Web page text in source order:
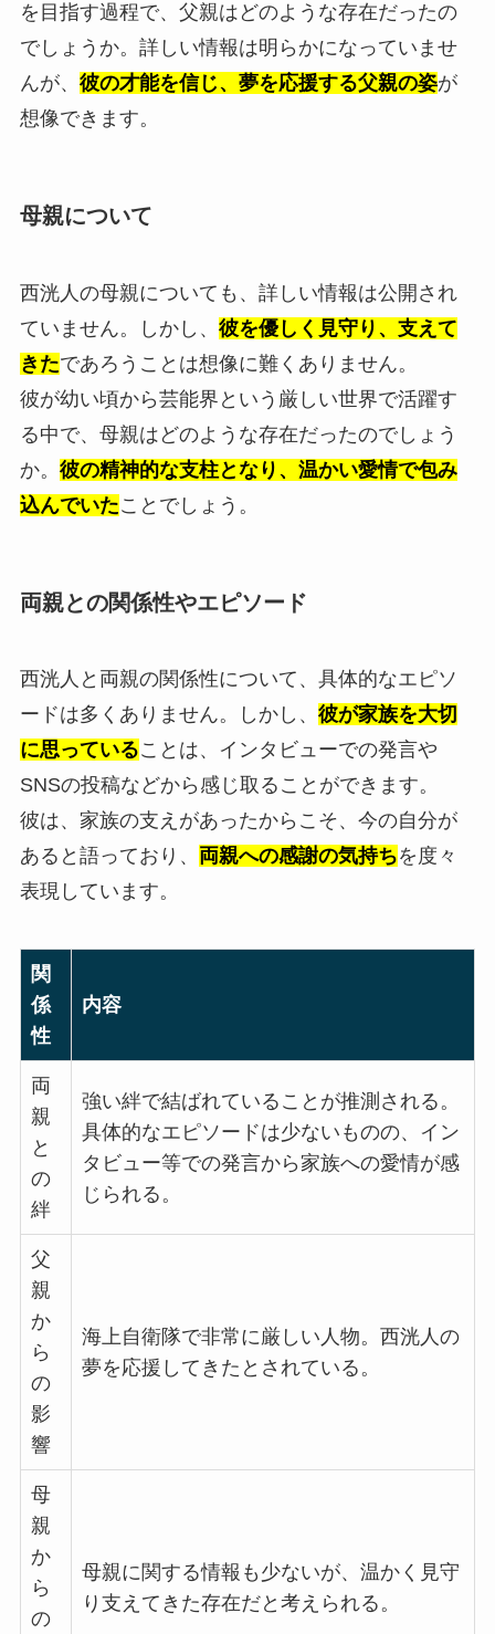
を目指す過程で、父親はどのような存在だったの
でしょうか。詳しい情報は明らかになっていませ
んが、 彼の才能を信じ、夢を応援する父親の姿が
想像できます。
母親について
西洸人の母親についても、詳しい情報は公開され
ていません。しかし、 彼を優しく見守り、支えて
きたであろうことは想像に難くありません。
彼が幼い頃から芸能界という厳しい世界で活躍す
る中で、母親はどのような存在だったのでしょう
か。 彼の精神的な支柱となり、温かい愛情で包み
込んでいたことでしょう。
両親との関係性やエピソード
西洸人と両親の関係性について、具体的なエピソ
ードは多くありません。しかし、 彼が家族を大切
に思っていることは、インタビューでの発言や
SNSの投稿などから感じ取ることができます。
彼は、家族の支えがあったからこそ、今の自分が
あると語っており、 両親への感謝の気持ちを度々
表現しています。
関
係
性
内容
両
親
と
の
絆
強い絆で結ばれていることが推測される。
具体的なエピソードは少ないものの、イン
タビュー等での発言から家族への愛情が感
じられる。
父
親
か
ら
の
影
響
海上自衛隊で非常に厳しい人物。西洸人の
夢を応援してきたとされている。
母
親
か
ら
の
母親に関する情報も少ないが、温かく見守
り支えてきた存在だと考えられる。